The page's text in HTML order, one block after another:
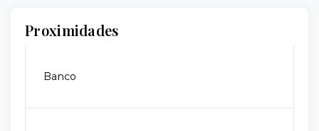
Proximidades
Banco